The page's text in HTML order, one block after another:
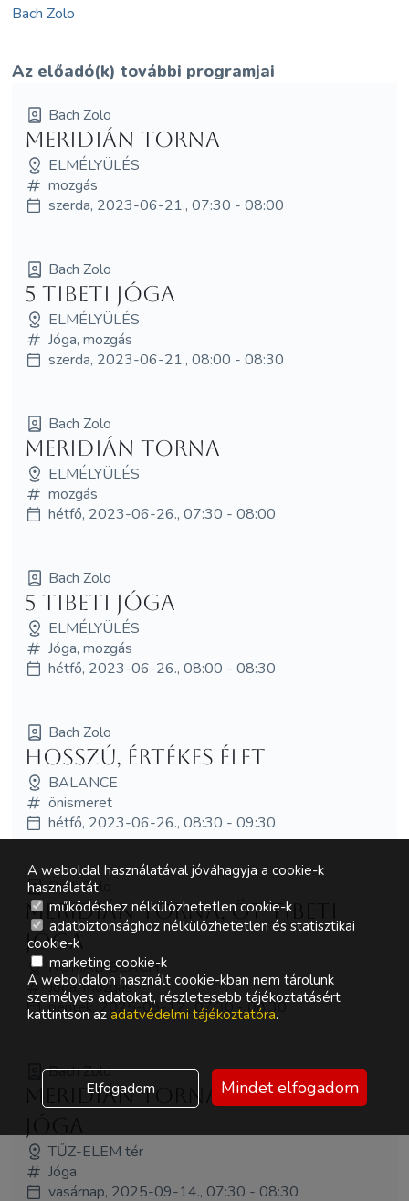
Bach Zolo
Az előadó(k) további programjai
Bach Zolo
Meridián torna
ELMÉLYÜLÉS
mozgás
szerda, 2023-06-21., 07:30 - 08:00
Bach Zolo
5 tibeti jóga
ELMÉLYÜLÉS
Jóga, mozgás
szerda, 2023-06-21., 08:00 - 08:30
Bach Zolo
Meridián torna
ELMÉLYÜLÉS
mozgás
hétfő, 2023-06-26., 07:30 - 08:00
Bach Zolo
5 tibeti jóga
ELMÉLYÜLÉS
Jóga, mozgás
hétfő, 2023-06-26., 08:00 - 08:30
Bach Zolo
Hosszú, értékes élet
BALANCE
önismeret
hétfő, 2023-06-26., 08:30 - 09:30
Bach Zolo
Meridián torna, öt tibeti
jóga
NOMAD BEACH
Jóga, mozgás
péntek, 2025-09-12., 07:30 - 08:30
Bach Zolo
Meridián torna, öt tibeti
TŰZ-ELEM tér
Jóga
vasárnap, 2025-09-14., 07:30 - 08:30
A weboldal használatával jóváhagyja a cookie-k
használatát.
működéshez nélkülözhetetlen cookie-k
adatbiztonsághoz nélkülözhetetlen és statisztikai
cookie-k
marketing cookie-k
A weboldalon használt cookie-kban nem tárolunk
személyes adatokat, részletesebb tájékoztatásért
kattintson az adatvédelmi tájékoztatóra.
Elfogadom Mindet elfogadom